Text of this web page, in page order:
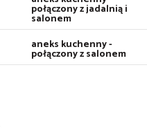
połączony z jadalnią i
salonem
aneks kuchenny -
połączony z salonem